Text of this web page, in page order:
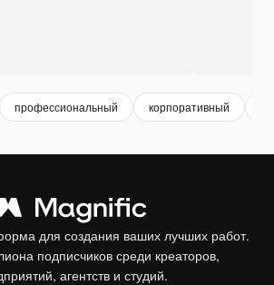
профессиональный корпоративный
для создания ваших лучших работ.
подписчиков среди креаторов,
агентств и студий.